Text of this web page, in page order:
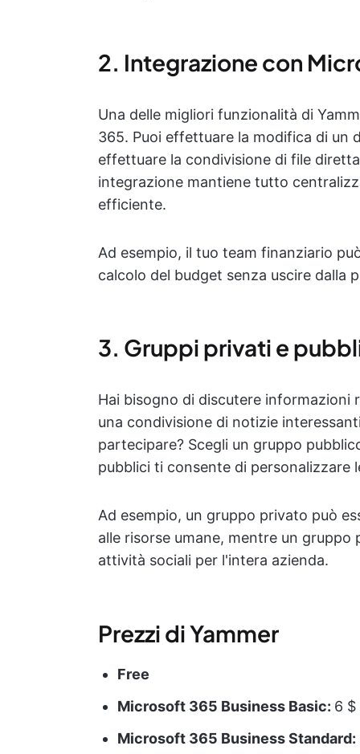
2. Integrazione con
Una delle migliori funzionalità di
365. Puoi effettuare la modifica di un
effettuare la condivisione di file
integrazione mantiene tutto
efficiente.
Ad esempio, il tuo team finanziario
calcolo del budget senza uscire dalla
3. Gruppi privati e
Hai bisogno di discutere informazioni
una condivisione di notizie
partecipare? Scegli un gruppo
pubblici ti consente di personalizzare
Ad esempio, un gruppo privato può
alle risorse umane, mentre un
attività sociali per l'intera azienda.
Prezzi di Yammer
Free
Microsoft 365 Business Basic: 6 $
Microsoft 365 Business Standard: